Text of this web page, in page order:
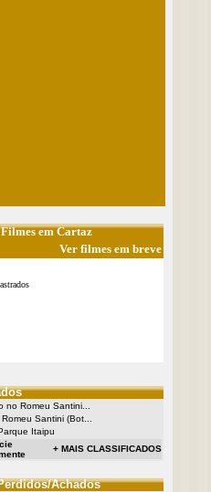
em Cartaz
Ver filmes em breve
no Romeu Santini...
Santini (Bot...
Itaipu
+ MAIS CLASSIFICADOS
Achados